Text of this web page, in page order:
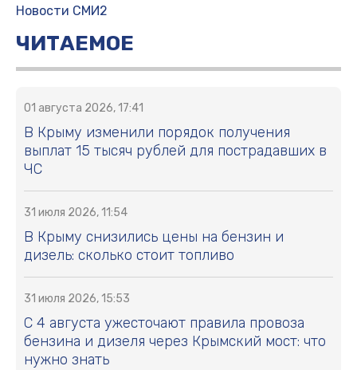
Новости СМИ2
ЧИТАЕМОЕ
01 августа 2026, 17:41
В Крыму изменили порядок получения
выплат 15 тысяч рублей для пострадавших в
ЧС
31 июля 2026, 11:54
В Крыму снизились цены на бензин и
дизель: сколько стоит топливо
31 июля 2026, 15:53
С 4 августа ужесточают правила провоза
бензина и дизеля через Крымский мост: что
нужно знать